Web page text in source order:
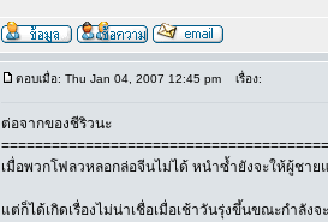
ตอบเมื่อ: Thu Jan 04, 2007 12:45 pm เรื่อง:
ต่อจากของชีริวนะ
เมื่อพวกโฟลวหลอกล่อจีนไม่ได้ หนำซ้ำยังจะให้ผู้ชา
แต่ก็ได้เกิดเรื่องไม่น่าเชื่อเมื่อเช้าวันรุ่งขึ้นขณะกำลัง